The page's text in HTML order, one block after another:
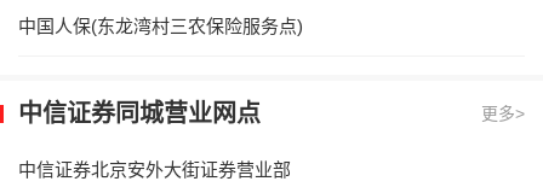
中国人保(东龙湾村三农保险服务点)
中信证券同城营业网点 更多>
中信证券北京安外大街证券营业部